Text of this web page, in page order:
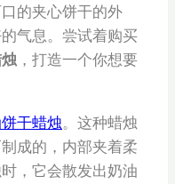
的夹心饼干的外
气息。尝试着购买
，打造一个你想要
干蜡烛。这种蜡烛
成的，内部夹着柔
，它会散发出奶油